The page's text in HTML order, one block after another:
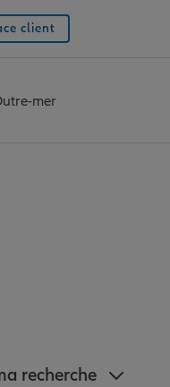
client
mer
recherche